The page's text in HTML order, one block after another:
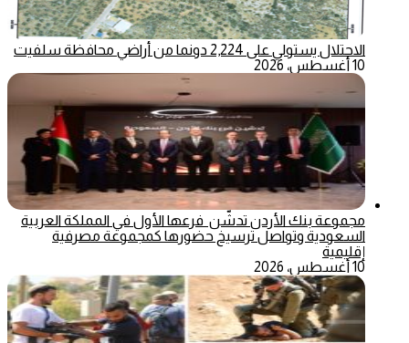
الاحتلال يستولي على 2,224 دونما من أراضي محافظة سلفيت
10 أغسطس، 2026
مجموعة بنك الأردن تدشّن فرعها الأول في المملكة العربية
السعودية وتواصل ترسيخ حضورها كمجموعة مصرفية
إقليمية
10 أغسطس، 2026